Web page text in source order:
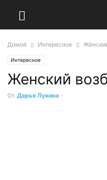
Домой Интересное
Интересное
Женский
От Дарья Лукина -